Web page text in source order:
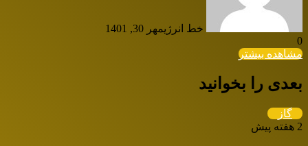
خط انرژیمهر 30, 1401
0
مشاهده بیشتر
بعدی را بخوانید
گاز
2 هفته پیش